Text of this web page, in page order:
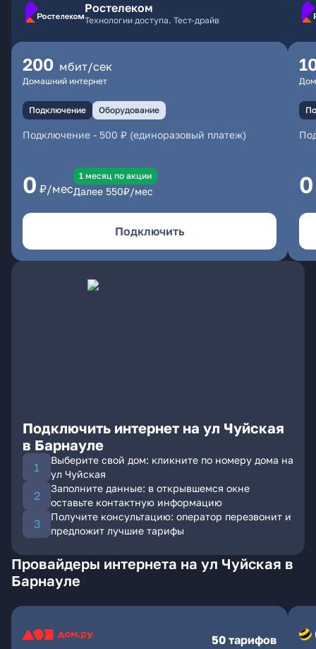
Ростелеком
Технологии доступа. Тест-драйв
200 мбит/сек
Домашний интернет
Подключение Оборудование
Подключение - 500 ₽ (единоразовый платеж)
0 ₽/мес
1 месяц по акции
Далее 550₽/мес
Подключить
0
Подключить интернет на ул Чуйская
в Барнауле
Выберите свой дом: кликните по номеру дома на
ул Чуйская
Заполните данные: в открывшемся окне
оставьте контактную информацию
Получите консультацию: оператор перезвонит и
предложит лучшие тарифы
Провайдеры интернета на ул Чуйская в
Барнауле
50 тарифов